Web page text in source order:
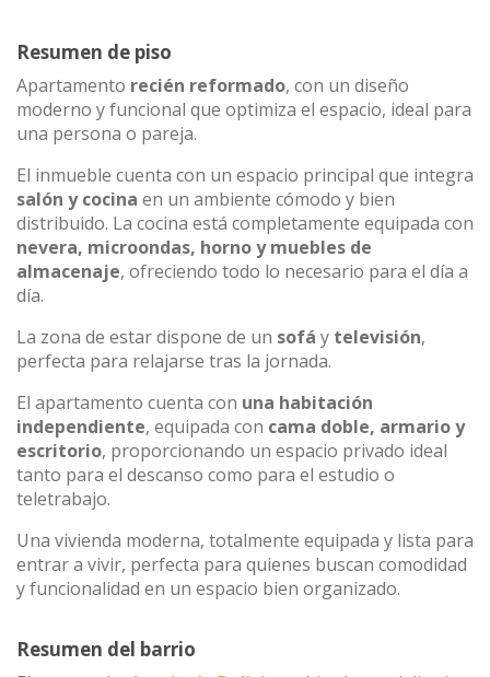
Resumen de piso
Apartamento recién reformado, con un diseño
moderno y funcional que optimiza el espacio, ideal para
una persona o pareja.
El inmueble cuenta con un espacio principal que integra
salón y cocina en un ambiente cómodo y bien
distribuido. La cocina está completamente equipada con
nevera, microondas, horno y muebles de
almacenaje, ofreciendo todo lo necesario para el día a
día.
La zona de estar dispone de un sofá y televisión,
perfecta para relajarse tras la jornada.
El apartamento cuenta con una habitación
independiente, equipada con cama doble, armario y
escritorio, proporcionando un espacio privado ideal
tanto para el descanso como para el estudio o
teletrabajo.
Una vivienda moderna, totalmente equipada y lista para
entrar a vivir, perfecta para quienes buscan comodidad
y funcionalidad en un espacio bien organizado.
Resumen del barrio